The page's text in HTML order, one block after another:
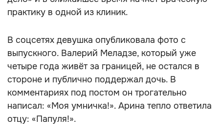
практику в одной из клиник.
В соцсетях девушка опубликовала фото с
выпускного. Валерий Меладзе, который уже
четыре года живёт за границей, не остался в
стороне и публично поддержал дочь. В
комментариях под постом он трогательно
написал: «Моя умничка!». Арина тепло ответила
отцу: «Папуля!».